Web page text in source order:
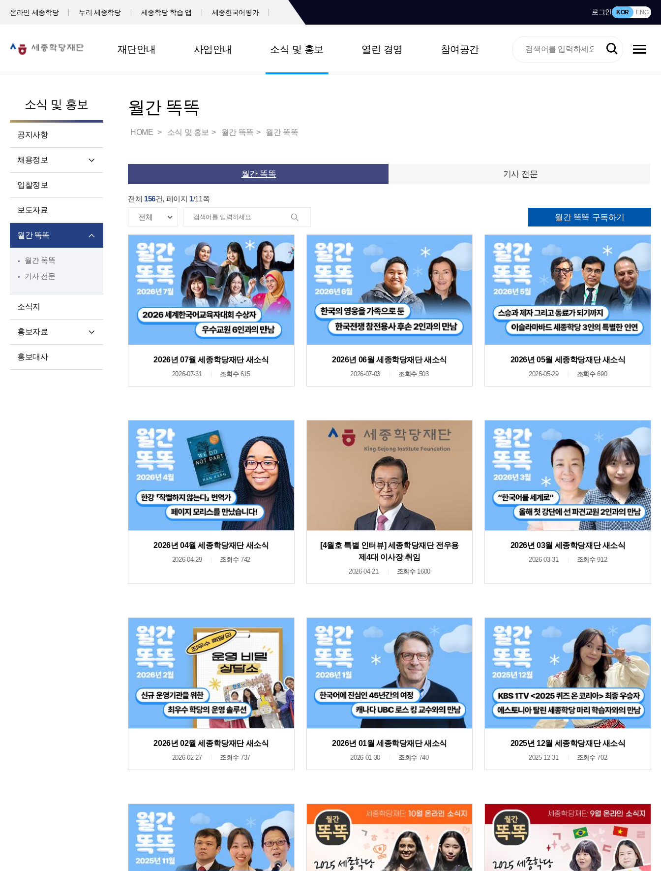
온라인 세종학당 누리 세종학당 세종학당 학습 앱 세종한국어평가 로그인 KOR ENG
재단안내 사업안내 소식 및 홍보 열린 경영 참여공간
소식 및 홍보
공지사항
채용정보
입찰정보
보도자료
월간 똑똑
월간 똑똑
기사 전문
소식지
홍보자료
홍보대사
월간 똑똑
HOME 소식 및 홍보 월간 똑똑 월간 똑똑
월간 똑똑 기사 전문
전체 156건, 페이지 1/11쪽
월간 똑똑 구독하기
2026년 07월 세종학당재단 새소식
2026-07-31 조회수 615
2026년 06월 세종학당재단 새소식
2026-07-03 조회수 503
2026년 05월 세종학당재단 새소식
2026-05-29 조회수690
2026년 04월 세종학당재단 새소식
2026-04-29 조회수 742
[4월호 특별 인터뷰] 세종학당재단 전우용
제4대 이사장 취임
2026-04-21 조회수 1600
2026년 03월 세종학당재단 새소식
2026-03-31 조회수912
2026년 02월 세종학당재단 새소식
2026-02-27 조회수 737
2026년 01월 세종학당재단 새소식
2026-01-30 조회수 740
2025년 12월 세종학당재단 새소식
2025-12-31 조회수702